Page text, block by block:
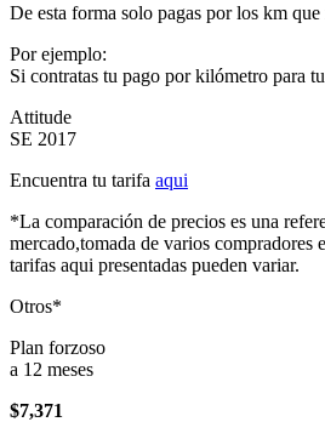
De esta forma solo pagas por los km que
Por ejemplo:
Si contratas tu pago por kilómetro para
Attitude
SE 2017
Encuentra tu tarifa aqui
*La comparación de precios es una
mercado,tomada de varios compradores
tarifas aqui presentadas pueden variar.
Otros*
Plan forzoso
a 12 meses
$7,371